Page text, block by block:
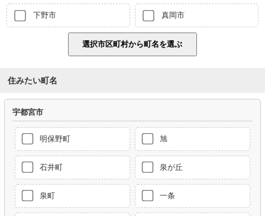
下野市 真岡市
住みたい町名
宇都宮市
明保野町 旭
石井町 泉が丘
泉町 一条